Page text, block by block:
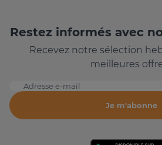
Restez informés avec
Recevez notre sélection
meilleures
Adresse e-mail
Je m'abonne